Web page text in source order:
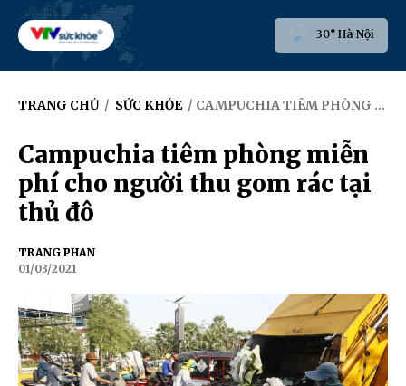
30° Hà Nội
TRANG CHỦ / SỨC KHỎE / CAMPUCHIA TIÊM PHÒNG MIỄN PHÍ​ CHO NGƯỜI THU GOM RÁC TẠI THỦ ĐÔ
Campuchia tiêm phòng miễn
phí​ cho người thu gom rác tại
thủ đô
TRANG PHAN
01/03/2021